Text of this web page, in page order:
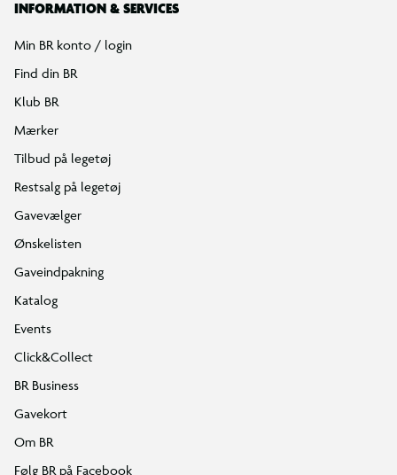
INFORMATION & SERVICES
Min BR konto / login
Find din BR
Klub BR
Mærker
Tilbud på legetøj
Restsalg på legetøj
Gavevælger
Ønskelisten
Gaveindpakning
Katalog
Events
Click&Collect
BR Business
Gavekort
Om BR
Følg BR på Facebook